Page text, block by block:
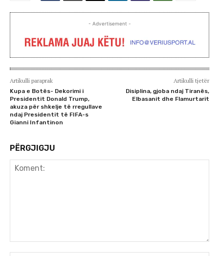
- Advertisement -
Artikulli paraprak
Kupa e Botës- Dekorimi i
Presidentit Donald Trump,
akuza për shkelje të rregullave
ndaj Presidentit të FIFA-s
Gianni Infantinon
Artikulli tjetër
Disiplina, gjoba ndaj Tiranës,
Elbasanit dhe Flamurtarit
PËRGJIGJU